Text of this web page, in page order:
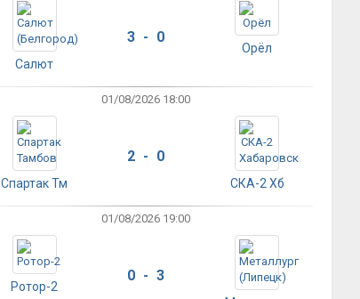
Салют
3 - 0
Орёл
01/08/2026 18:00
Спартак Тм
2 - 0
СКА-2 Хб
01/08/2026 19:00
Ротор-2
0 - 3